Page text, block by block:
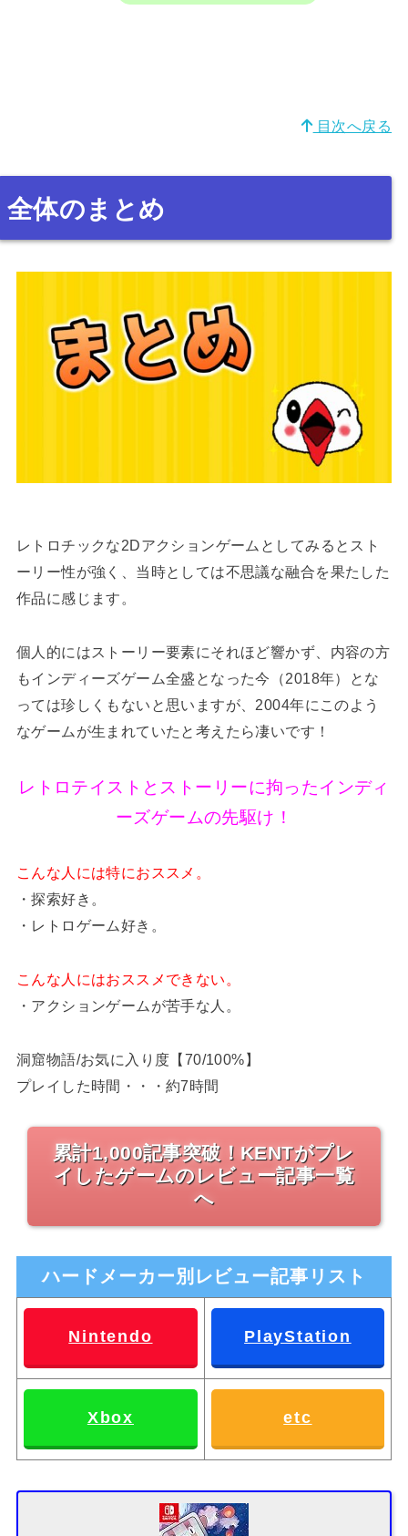
目次へ戻る
全体のまとめ
レトロチックな2Dアクションゲームとしてみるとスト
ーリー性が強く、当時としては不思議な融合を果たした
作品に感じます。
個人的にはストーリー要素にそれほど響かず、内容の方
もインディーズゲーム全盛となった今（2018年）とな
っては珍しくもないと思いますが、2004年にこのよう
なゲームが生まれていたと考えたら凄いです！
レトロテイストとストーリーに拘ったインディ
ーズゲームの先駆け！
こんな人には特におススメ。
・探索好き。
・レトロゲーム好き。
こんな人にはおススメできない。
・アクションゲームが苦手な人。
洞窟物語/お気に入り度【70/100%】
プレイした時間・・・約7時間
累計1,000記事突破！KENTがプレ
イしたゲームのレビュー記事一覧
へ
ハードメーカー別レビュー記事リスト
Nintendo PlayStation
Xbox etc